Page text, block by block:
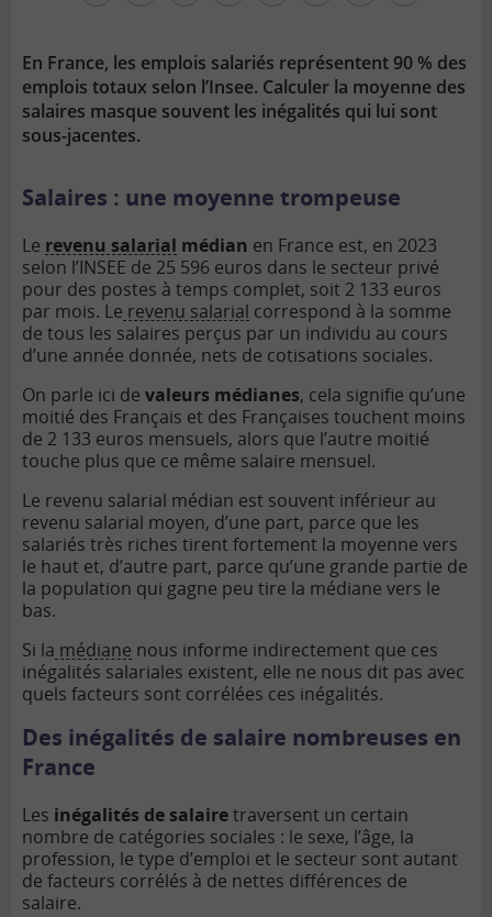
En France, les emplois salariés représentent 90 % des
emplois totaux selon l’Insee. Calculer la moyenne des
salaires masque souvent les inégalités qui lui sont
sous-jacentes.
Salaires : une moyenne trompeuse
Le revenu salarial médian en France est, en 2023
selon l’INSEE de 25 596 euros dans le secteur privé
pour des postes à temps complet, soit 2 133 euros
par mois. Le revenu salarial correspond à la somme
de tous les salaires perçus par un individu au cours
d’une année donnée, nets de cotisations sociales.
On parle ici de valeurs médianes, cela signifie qu’une
moitié des Français et des Françaises touchent moins
de 2 133 euros mensuels, alors que l’autre moitié
touche plus que ce même salaire mensuel.
Le revenu salarial médian est souvent inférieur au
revenu salarial moyen, d’une part, parce que les
salariés très riches tirent fortement la moyenne vers
le haut et, d’autre part, parce qu’une grande partie de
la population qui gagne peu tire la médiane vers le
bas.
Si la médiane nous informe indirectement que ces
inégalités salariales existent, elle ne nous dit pas avec
quels facteurs sont corrélées ces inégalités.
Des inégalités de salaire nombreuses en
France
Les inégalités de salairetraversent un certain
nombre de catégories sociales : le sexe, l’âge, la
profession, le type d’emploi et le secteur sont autant
de facteurs corrélés à de nettes différences de
salaire.